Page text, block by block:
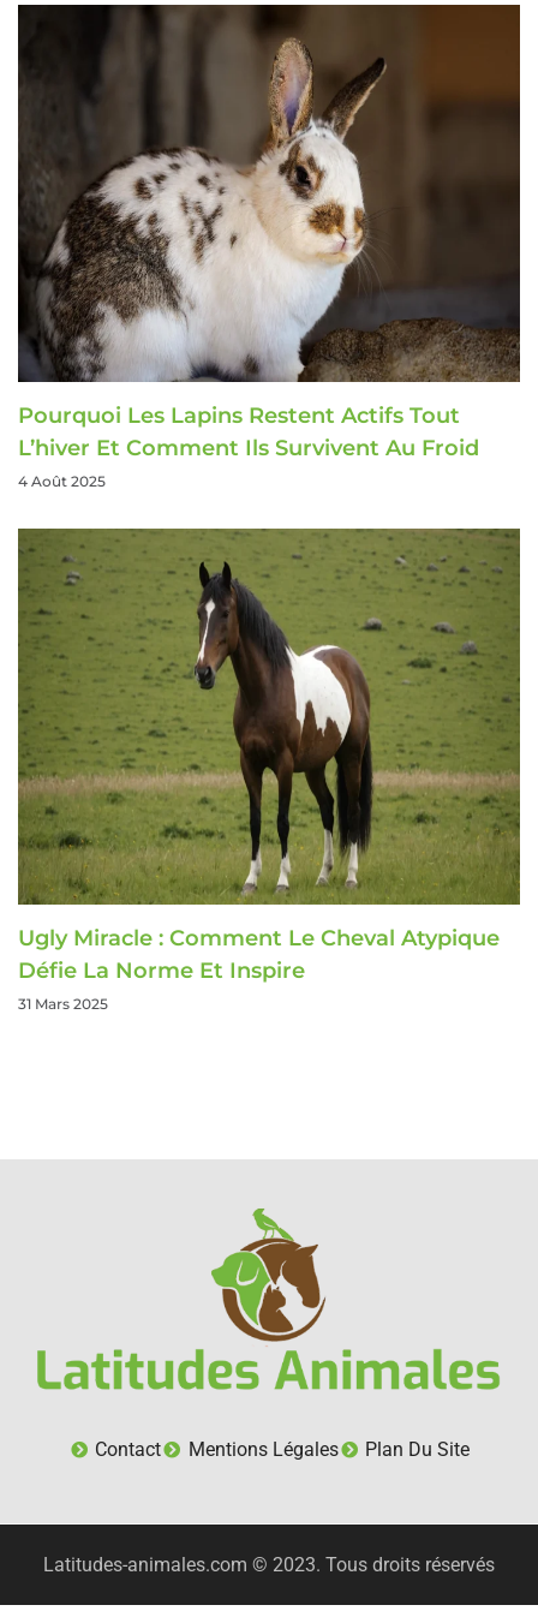
Pourquoi Les Lapins Restent Actifs Tout
L’hiver Et Comment Ils Survivent Au Froid
4 Août 2025
Ugly Miracle : Comment Le Cheval Atypique
Défie La Norme Et Inspire
31 Mars 2025
Contact Mentions Légales Plan Du Site
Latitudes-animales.com © 2023. Tous droits réservés